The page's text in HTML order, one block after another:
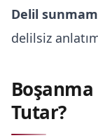
Delil
delilsiz
Tutar?